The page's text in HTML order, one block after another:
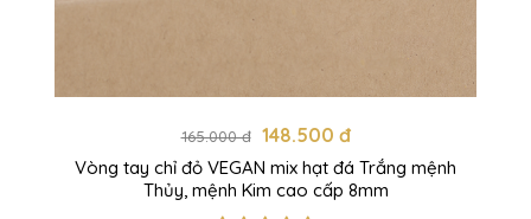
165.000 đ 148.500 đ
Vòng tay chỉ đỏ VEGAN mix hạt đá Trắng mệnh
Thủy, mệnh Kim cao cấp 8mm